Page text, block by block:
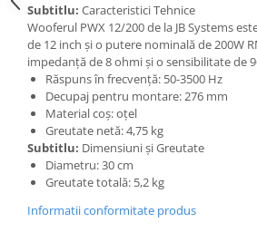
Subtitlu: Caracteristici Tehnice
Wooferul PWX 12/200 de la JB Systems
de 12 inch și o putere nominală de 200W
impedanță de 8 ohmi și o sensibilitate de
Răspuns în frecvență: 50-3500 Hz
Decupaj pentru montare: 276 mm
Material coș: oțel
Greutate netă: 4,75 kg
Subtitlu: Dimensiuni și Greutate
Diametru: 30 cm
Greutate totală: 5,2 kg
Informatii conformitate produs